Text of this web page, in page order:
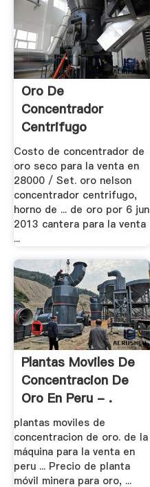
Oro De
Concentrador
Centrifugo
Recuperacion De .
Costo de concentrador de
oro seco para la venta en
28000 / Set. oro nelson
concentrador centrifugo,
horno de ... de oro por 6 jun
2013 cantera para la venta
...
Plantas Moviles De
Concentracion De
Oro En Peru - .
plantas moviles de
concentracion de oro. de la
máquina para la venta en
peru ... Precio de planta
móvil minera para oro, ...